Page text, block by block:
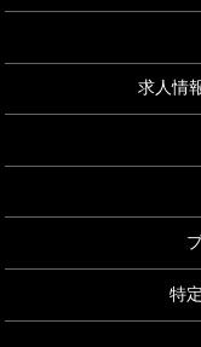
求人情
特